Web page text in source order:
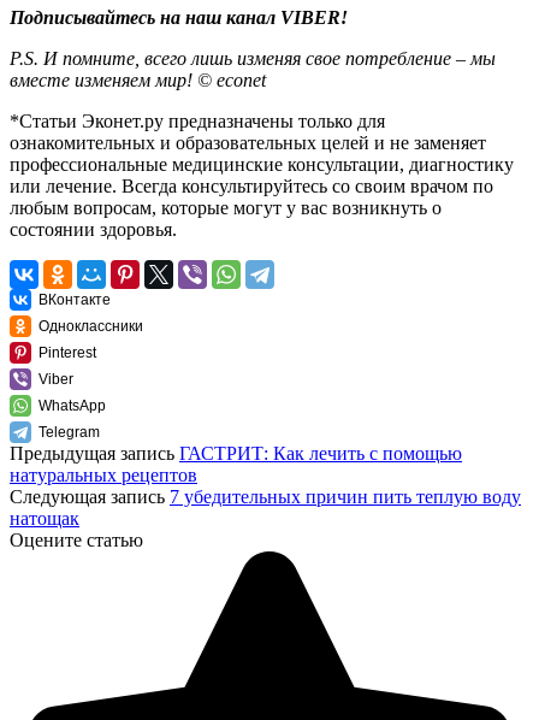
Подписывайтесь на наш канал VIBER!
P.S. И помните, всего лишь изменяя свое потребление – мы
вместе изменяем мир! © econet
*Статьи Эконет.ру предназначены только для
ознакомительных и образовательных целей и не заменяет
профессиональные медицинские консультации, диагностику
или лечение. Всегда консультируйтесь со своим врачом по
любым вопросам, которые могут у вас возникнуть о
состоянии здоровья.
ВКонтакте
Одноклассники
Pinterest
Viber
WhatsApp
Telegram
Предыдущая запись ГАСТРИТ: Как лечить с помощью
натуральных рецептов
Следующая запись 7 убедительных причин пить теплую воду
натощак
Оцените статью